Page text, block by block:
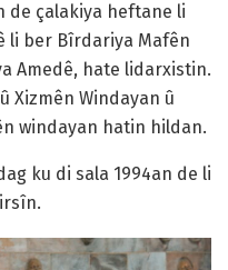
de çalakiya heftane li
li ber Bîrdariya Mafên
Amedê, hate lidarxistin.
Xizmên Windayan û
windayan hatin hildan.
ku di sala 1994an de li